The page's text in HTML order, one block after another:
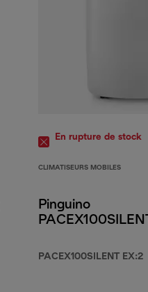
En rupture de stock
CLIMATISEURS MOBILES
Pinguino
PACEX100SILENT
PACEX100SILENT EX:2